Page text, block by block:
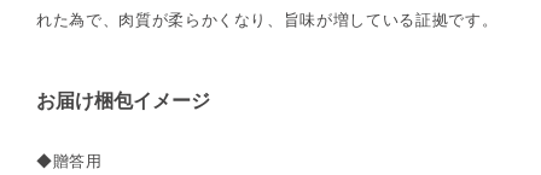
れた為で、肉質が柔らかくなり、旨味が増している証拠です。
お届け梱包イメージ
◆贈答用